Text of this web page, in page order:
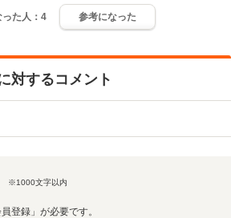
た人： 4 参考になった
対するコメント
※1000文字以内
登録」が必要です。